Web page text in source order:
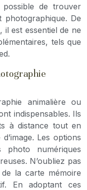
de trouver
photographique. De
il est essentiel de ne
tels que
animalière ou
indispensables. Ils
à distance tout en
Les options
numériques
N’oubliez pas
la carte mémoire
En adoptant ces